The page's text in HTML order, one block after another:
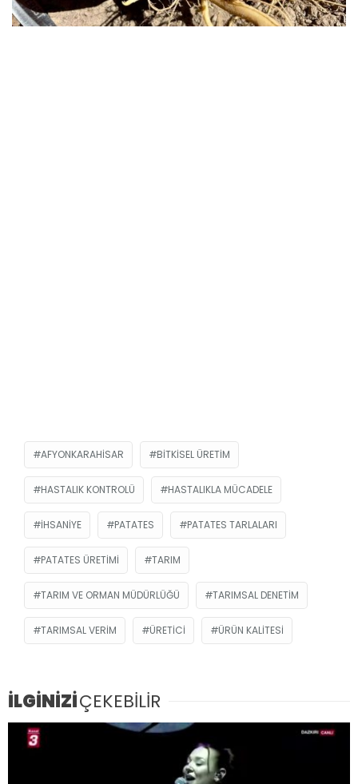
AFYONKARAHISAR BITKISEL ÜRETIM
HASTALIK KONTROLÜ HASTALIKLA MÜCADELE
İHSANIYE PATATES PATATES TARLALARI
PATATES ÜRETIMI TARIM
TARIM VE ORMAN MÜDÜRLÜĞÜ TARIMSAL DENETIM
TARIMSAL VERIM ÜRETICI ÜRÜN KALITESI
İLGİNİZİÇEKEBİLİR